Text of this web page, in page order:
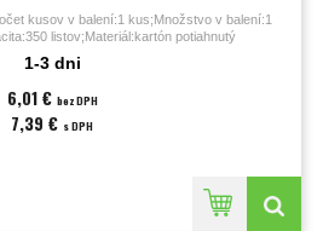
kusov v balení:1 kus;Množstvo v balení:1
listov;Materiál:kartón potiahnutý
1-3 dni
6,01 € bez DPH
7,39 € s DPH